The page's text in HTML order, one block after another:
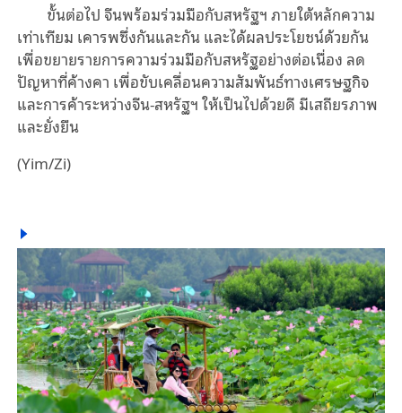
ขั้นต่อไป จีนพร้อมร่วมมือกับสหรัฐฯ ภายใต้หลักความ
เท่าเทียม เคารพซึ่งกันและกัน และได้ผลประโยชน์ด้วยกัน
เพื่อขยายรายการความร่วมมือกับสหรัฐอย่างต่อเนื่อง ลด
ปัญหาที่ค้างคา เพื่อขับเคลื่อนความสัมพันธ์ทางเศรษฐกิจ
และการค้าระหว่างจีน-สหรัฐฯ ให้เป็นไปด้วยดี มีเสถียรภาพ
และยั่งยืน
(Yim/Zi)